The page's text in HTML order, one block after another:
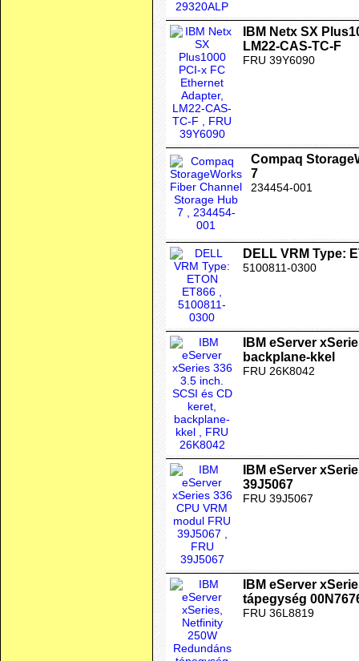
IBM Netx SX
LM22-CAS-TC-F
FRU 39Y6090
Compaq
7
234454-001
DELL VRM Type:
5100811-0300
IBM eServer
backplane-kkel
FRU 26K8042
IBM eServer
39J5067
FRU 39J5067
IBM eServer
tápegység
FRU 36L8819